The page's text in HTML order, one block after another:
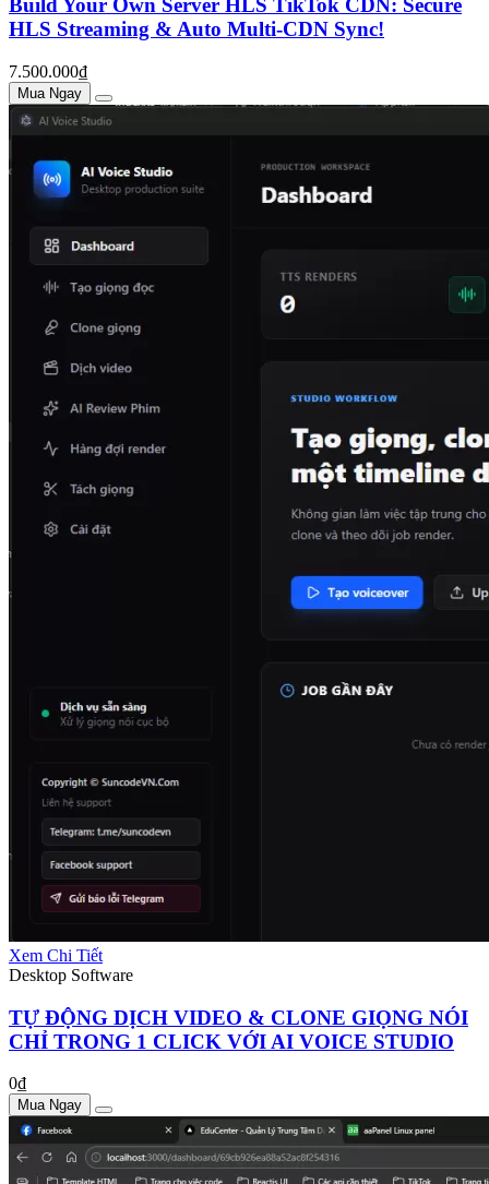
Build Your Own Server HLS TikTok CDN: Secure
HLS Streaming & Auto Multi-CDN Sync!
7.500.000₫
Mua Ngay
Xem Chi Tiết
Desktop Software
TỰ ĐỘNG DỊCH VIDEO & CLONE GIỌNG NÓI
CHỈ TRONG 1 CLICK VỚI AI VOICE STUDIO
0₫
Mua Ngay